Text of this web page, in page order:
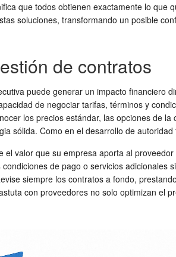
que todos obtienen exactamente lo
soluciones, transformando un posible
de contratos
puede generar un impacto financiero
de negociar tarifas, términos y
los precios estándar, las opciones de
sólida. Como en el desarrollo de
valor que su empresa aporta al
de pago o servicios
siempre los contratos a fondo,
con proveedores no solo optimizan el